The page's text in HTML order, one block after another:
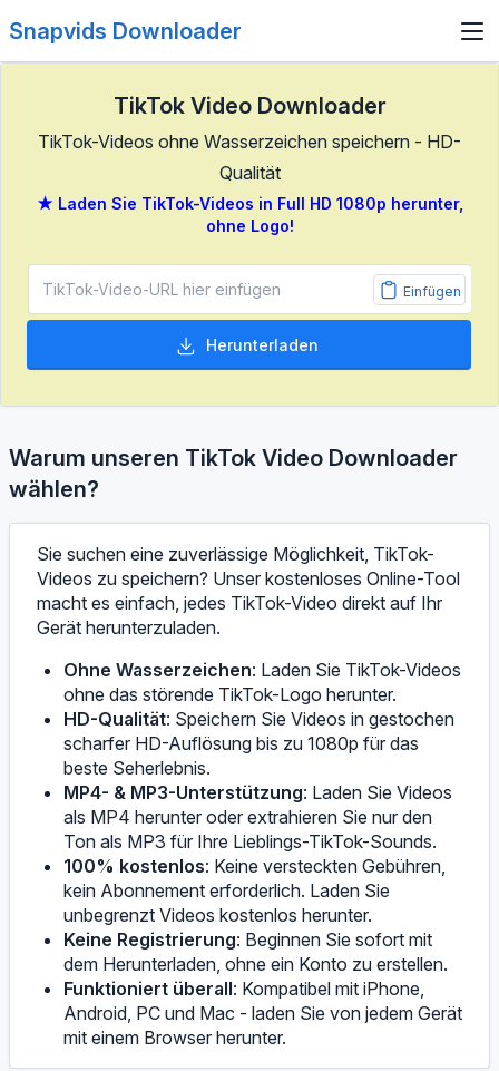
Snapvids Downloader
TikTok Video Downloader
TikTok-Videos ohne Wasserzeichen speichern - HD-
Qualität
★ Laden Sie TikTok-Videos in Full HD 1080p herunter,
ohne Logo!
Einfügen
Herunterladen
Warum unseren TikTok Video Downloader
wählen?
Sie suchen eine zuverlässige Möglichkeit, TikTok-
Videos zu speichern? Unser kostenloses Online-Tool
macht es einfach, jedes TikTok-Video direkt auf Ihr
Gerät herunterzuladen.
Ohne Wasserzeichen: Laden Sie TikTok-Videos
ohne das störende TikTok-Logo herunter.
HD-Qualität: Speichern Sie Videos in gestochen
scharfer HD-Auflösung bis zu 1080p für das
beste Seherlebnis.
MP4- & MP3-Unterstützung: Laden Sie Videos
als MP4 herunter oder extrahieren Sie nur den
Ton als MP3 für Ihre Lieblings-TikTok-Sounds.
100% kostenlos: Keine versteckten Gebühren,
kein Abonnement erforderlich. Laden Sie
unbegrenzt Videos kostenlos herunter.
Keine Registrierung: Beginnen Sie sofort mit
dem Herunterladen, ohne ein Konto zu erstellen.
Funktioniert überall: Kompatibel mit iPhone,
Android, PC und Mac - laden Sie von jedem Gerät
mit einem Browser herunter.